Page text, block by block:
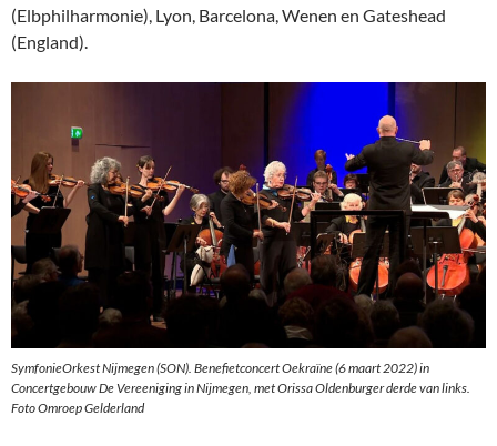
(Elbphilharmonie), Lyon, Barcelona, Wenen en Gateshead
(England).
SymfonieOrkest Nijmegen (SON). Benefietconcert Oekraïne (6 maart 2022) in
Concertgebouw De Vereeniging in Nijmegen, met Orissa Oldenburger derde van links.
Foto Omroep Gelderland